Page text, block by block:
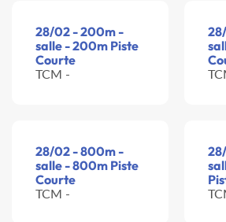
28/02 - 200m -
salle - 200m Piste
Courte
TCM -
28/02 - 800m -
salle - 800m Piste
Courte
TCM -